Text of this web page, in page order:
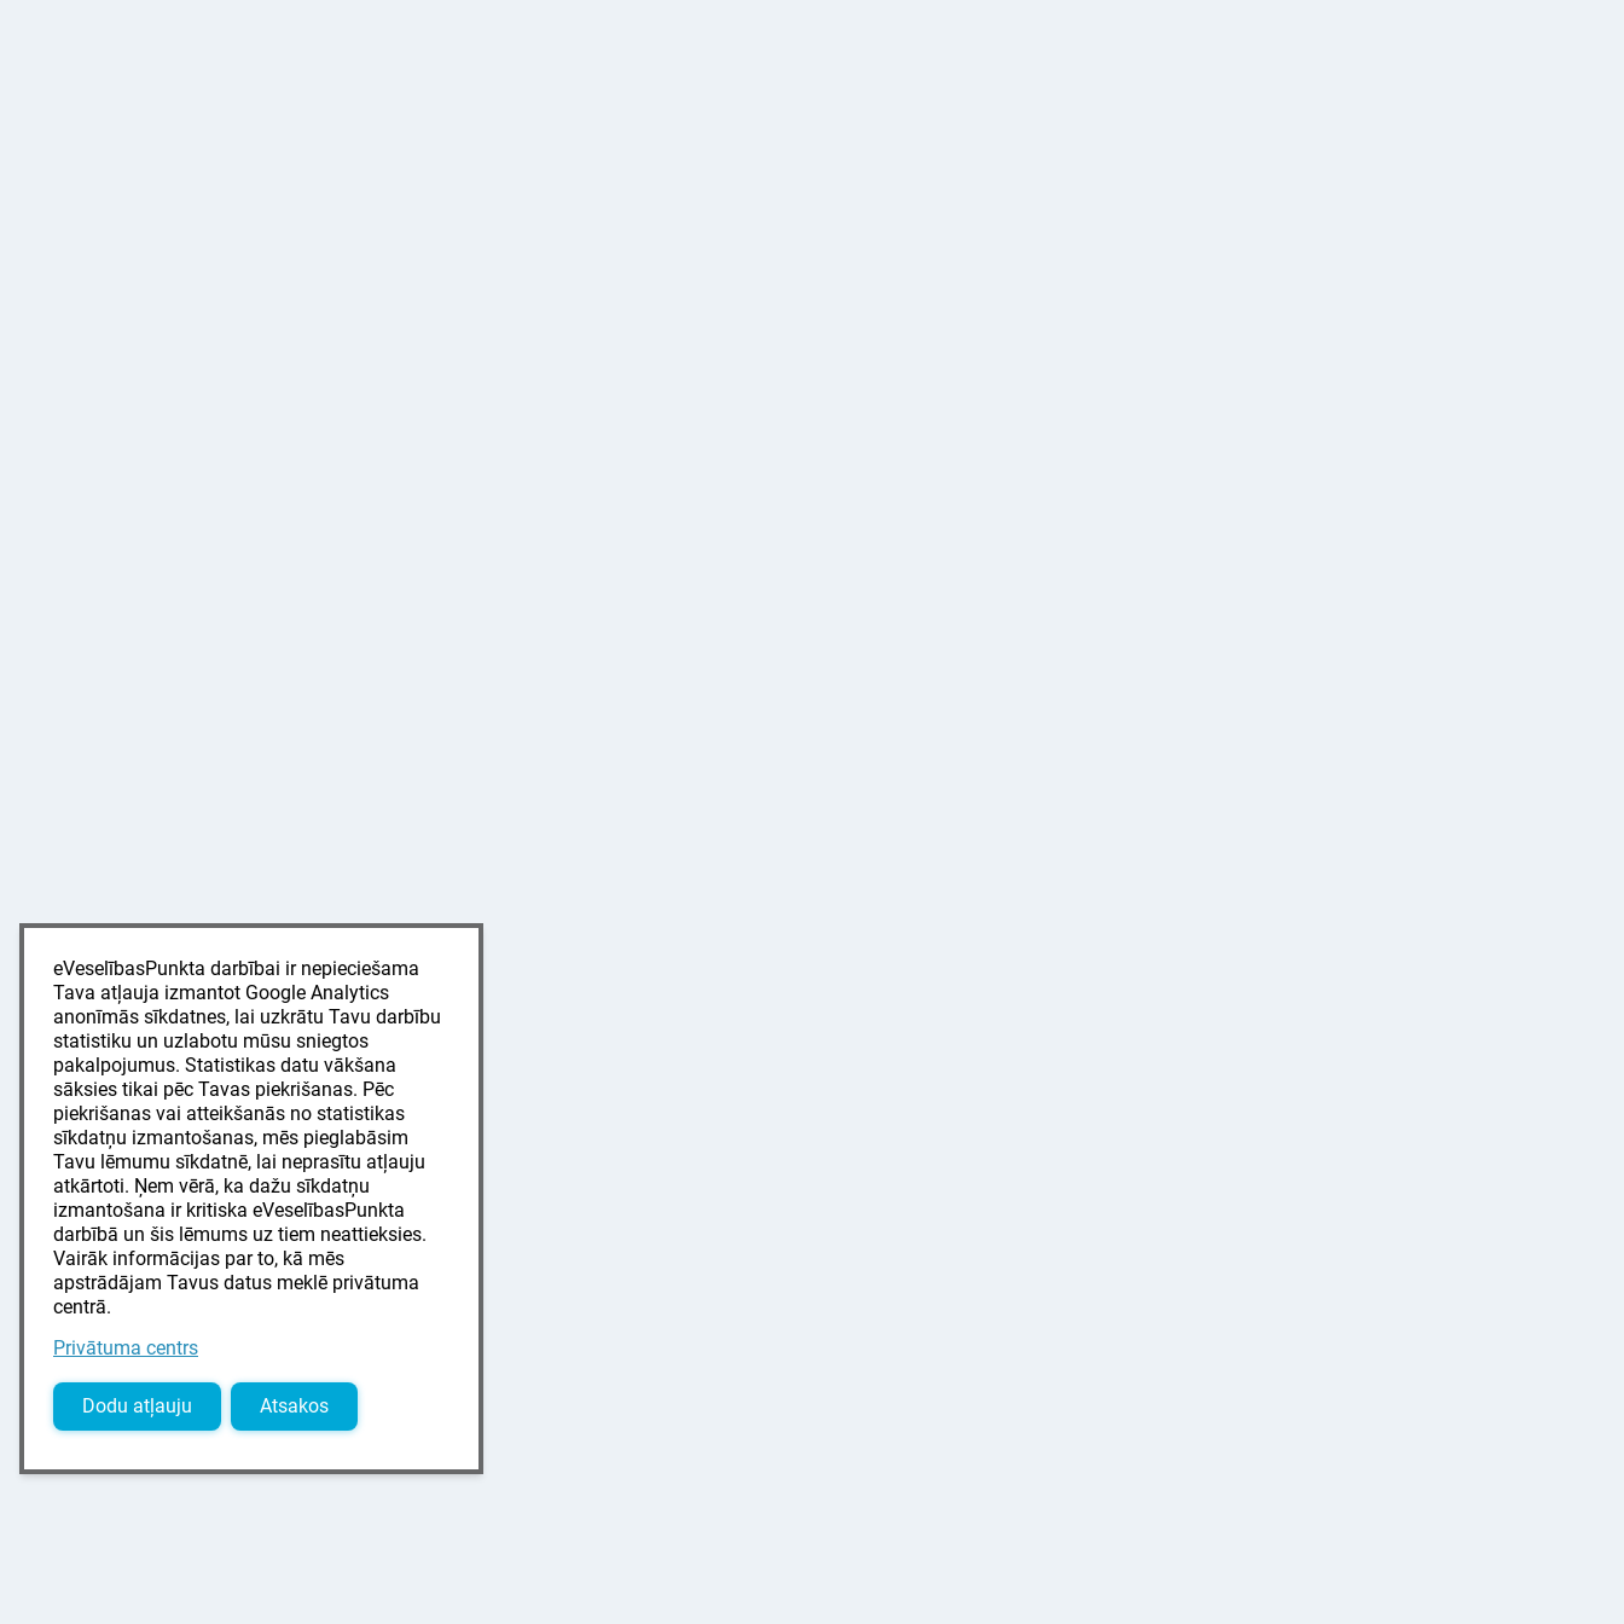
eVeselībasPunkta darbībai ir nepieciešama
Tava atļauja izmantot Google Analytics
anonīmās sīkdatnes, lai uzkrātu Tavu darbību
statistiku un uzlabotu mūsu sniegtos
pakalpojumus. Statistikas datu vākšana
sāksies tikai pēc Tavas piekrišanas. Pēc
piekrišanas vai atteikšanās no statistikas
sīkdatņu izmantošanas, mēs pieglabāsim
Tavu lēmumu sīkdatnē, lai neprasītu atļauju
atkārtoti. Ņem vērā, ka dažu sīkdatņu
izmantošana ir kritiska eVeselībasPunkta
darbībā un šis lēmums uz tiem neattieksies.
Vairāk informācijas par to, kā mēs
apstrādājam Tavus datus meklē privātuma
centrā.
Privātuma centrs
Dodu atļauju Atsakos